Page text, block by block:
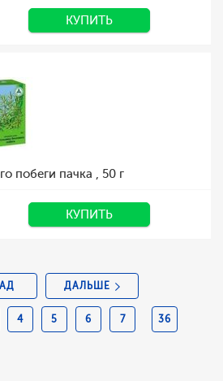
КУПИТЬ
побеги пачка , 50 г
КУПИТЬ
4 5 6 7 36
ДАЛЬШЕ